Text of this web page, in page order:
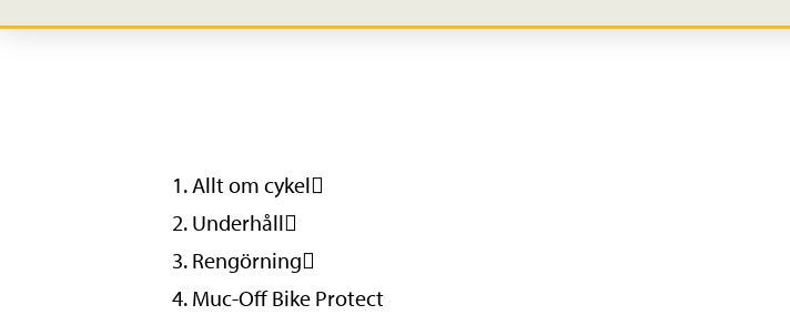
Allt om cykel
Underhåll
Rengörning
Muc-Off Bike Protect